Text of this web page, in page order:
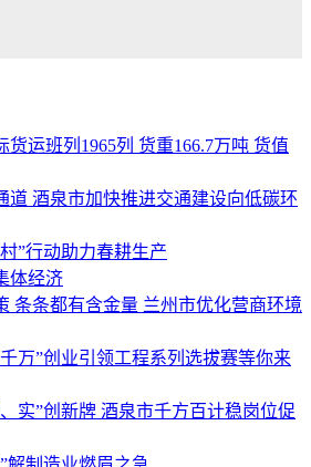
货运班列1965列 货重166.7万吨 货值
道 酒泉市加快推进交通建设向低碳环
”行动助力春耕生产
体经济
条条都有含金量 兰州市优化营商环境
万”创业引领工程系列选拔赛等你来
实”创新牌 酒泉市千方百计稳岗位促